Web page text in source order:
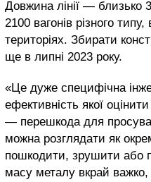
Довжина лінії — близько
2100 вагонів різного
територіях. Збирати
ще в липні 2023 року.
«Це дуже специфічна
ефективність якої
— перешкода для
можна розглядати як
пошкодити, зрушити або
масу металу вкрай важко,